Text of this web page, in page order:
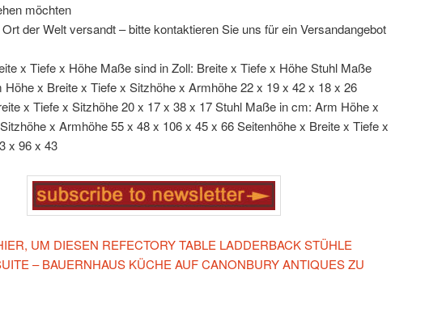
möchten
der Welt versandt – bitte kontaktieren Sie uns für ein Versandangebot
x Tiefe x Höhe Maße sind in Zoll: Breite x Tiefe x Höhe Stuhl Maße
Höhe x Breite x Tiefe x Sitzhöhe x Armhöhe 22 x 19 x 42 x 18 x 26
x Tiefe x Sitzhöhe 20 x 17 x 38 x 17 Stuhl Maße in cm: Arm Höhe x
x Armhöhe 55 x 48 x 106 x 45 x 66 Seitenhöhe x Breite x Tiefe x
x 96 x 43
UM DIESEN REFECTORY TABLE LADDERBACK STÜHLE
– BAUERNHAUS KÜCHE AUF CANONBURY ANTIQUES ZU